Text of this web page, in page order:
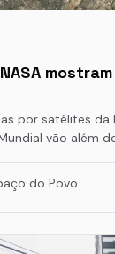
por satélites da
vão além
do Povo